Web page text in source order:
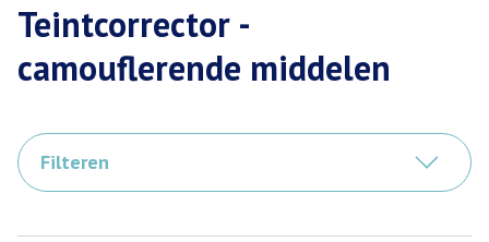
Teintcorrector -
camouflerende middelen
Filteren